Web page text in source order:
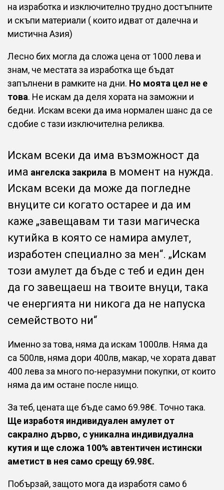
на изработка и изключително трудно достъпните
и скъпи материали ( които идват от далечна и
мистична Азия)
Лесно бих могла да сложа цена от 1000 лева и
знам, че местата за изработка ще бъдат
запълнени в рамките на дни. Но моята цел не е
това. Не искам да деля хората на заможни и
бедни. Искам всеки да има нормален шанс да се
сдобие с тази изключителна реликва.
Искам всеки да има възможност да
има ангелска закрила в момент на нужда.
Искам всеки да може да погледне
внуците си когато остарее и да им
каже „завещавам ти тази магическа
кутийка в която се намира амулет,
изработен специално за мен“. „Искам
този амулет да бъде с теб и един ден
да го завещаеш на твоите внуци, така
че енергията ни никога да не напуска
семейството ни“
Именно за това, няма да искам 1000лв. Няма да
са 500лв, няма дори 400лв, макар, че хората дават
400 лева за много по-неразумни покупки, от които
няма да им остане после нищо.
За теб, цената ще бъде само 69.98€. Точно така.
Ще изработя индивидуален амулет от
сакрално дърво, с уникална индивидуална
кутия и ще сложа 100% автентичен истински
аметист в нея само срещу 69.98€.
Побързай, защото мога да изработя само 6